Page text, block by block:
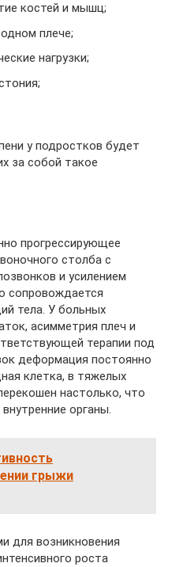
костей и мышц;
плече;
нагрузки;
у подростков будет
за собой такое
прогрессирующее
столба с
и усилением
сопровождается
тела. У больных
асимметрия плеч и
терапии под
деформация постоянно
клетка, в тяжелых
настолько, что
органы.
грыжи
для возникновения
роста